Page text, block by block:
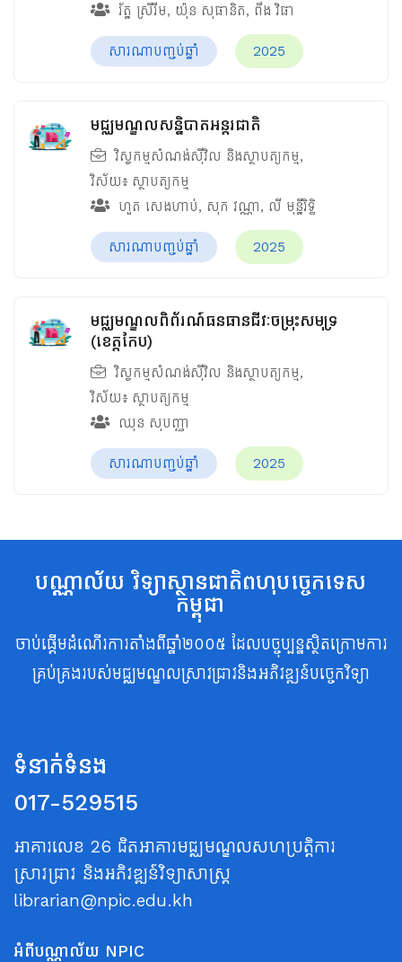
រ័ត្ន ស្រីរីម, យ៉ុន សុផានិត, ពឹង វិផា
សារណាបញ្ចប់ឆ្នាំ 2025
មជ្ឈមណ្ឌលសន្និបាតអន្តរជាតិ
វិស្វកម្មសំណង់ស៊ីវិល និងស្ថាបត្យកម្ម,
វិស័យ៖ ស្ថាបត្យកម្ម
ហួត សេងហាប់, សុក វណ្ណា, លី មុន្នីរិទ្ធិ
សារណាបញ្ចប់ឆ្នាំ 2025
មជ្ឈមណ្ឌលពិព័រណ៍ធនធានជីវៈចម្រុះសមុទ្រ
(ខេត្តកែប)
វិស្វកម្មសំណង់ស៊ីវិល និងស្ថាបត្យកម្ម,
វិស័យ៖ ស្ថាបត្យកម្ម
ឈុន សុបញ្ញា
សារណាបញ្ចប់ឆ្នាំ 2025
បណ្ណាល័យ វិទ្យាស្ថានជាតិពហុបច្ចេកទេស
កម្ពុជា
ចាប់ផ្តើមដំណើរការតាំងពីឆ្នាំ២០០៥ ដែលបច្ចុប្បន្នស្ថិតក្រោមការ
គ្រប់គ្រងរបស់មជ្ឈមណ្ឌលស្រាវជ្រាវនិងអភិវឌ្ឍន៍បច្ចេកវិទ្យា
ទំនាក់ទំនង
017-529515
អាគារលេខ 26 ជិតអាគារមជ្ឈមណ្ឌលសហប្រត្តិការ
ស្រាវជ្រាវ និងអភិវឌ្ឍន៍វិទ្យាសាស្ត្រ
librarian@npic.edu.kh
អំពីបណ្ណាល័យ NPIC